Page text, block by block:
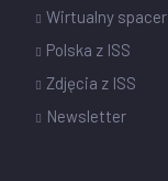
Wirtualny spacer
Polska z ISS
Zdjęcia z ISS
Newsletter